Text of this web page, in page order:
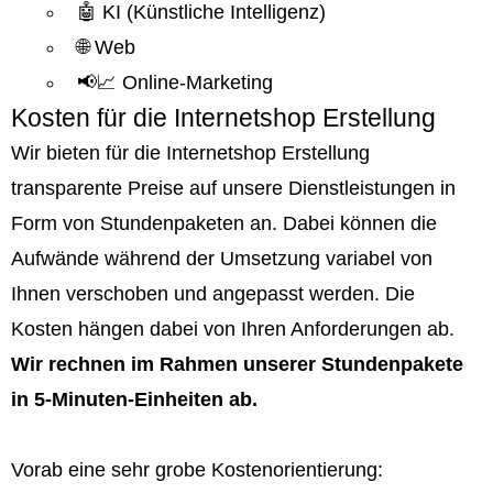
🤖 KI (Künstliche Intelligenz)
🌐 Web
📢📈 Online-Marketing
Kosten für die Internetshop Erstellung
Wir bieten für die Internetshop Erstellung
transparente Preise auf unsere Dienstleistungen in
Form von Stundenpaketen an. Dabei können die
Aufwände während der Umsetzung variabel von
Ihnen verschoben und angepasst werden. Die
Kosten hängen dabei von Ihren Anforderungen ab.
Wir rechnen im Rahmen unserer Stundenpakete
in 5-Minuten-Einheiten ab.
Vorab eine sehr grobe Kostenorientierung: